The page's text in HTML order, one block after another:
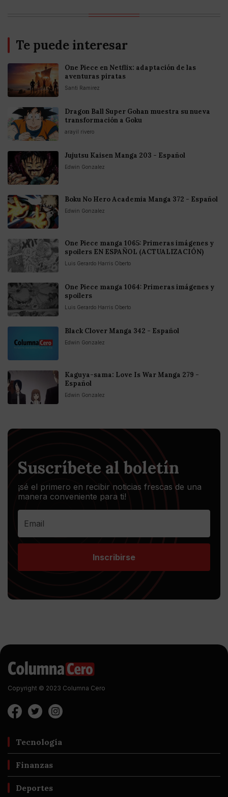
Te puede interesar
One Piece en Netflix: adaptación de las
aventuras piratas
Santi Ramirez
Dragon Ball Super Gohan muestra su nueva
transformación a Goku
arayil rivero
Jujutsu Kaisen Manga 203 - Español
Edwin Gonzalez
Boku No Hero Academia Manga 372 - Español
Edwin Gonzalez
One Piece manga 1065: Primeras imágenes y
spoilers EN ESPAÑOL (ACTUALIZACIÓN)
Luis Gerardo Harris Oberto
One Piece manga 1064: Primeras imágenes y
spoilers
Luis Gerardo Harris Oberto
Black Clover Manga 342 - Español
Edwin Gonzalez
Kaguya-sama: Love Is War Manga 279 -
Español
Edwin Gonzalez
Suscríbete al boletín
¡sé el primero en recibir noticias frescas de una
manera conveniente para ti!
Inscribirse
Copyright © 2023 Columna Cero
Tecnología
Finanzas
Deportes